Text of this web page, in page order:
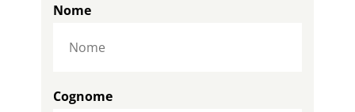
Nome
Cognome